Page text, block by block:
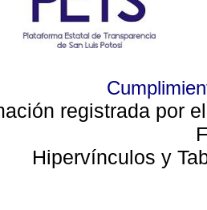
registrada por
Hipervínculos y